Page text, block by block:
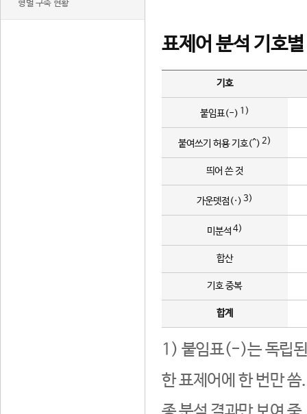
형별 구축 현황
표제어 분석 기호
기호
붙임표(-) 1)
붙여쓰기 허용 기호(^) 2)
띄어 쓴 것
가운뎃점(·) 3)
미분석 4)
합산
기호 중복
합계
1) 붙임표(-)는 독립된
한 표제어에 한 번만